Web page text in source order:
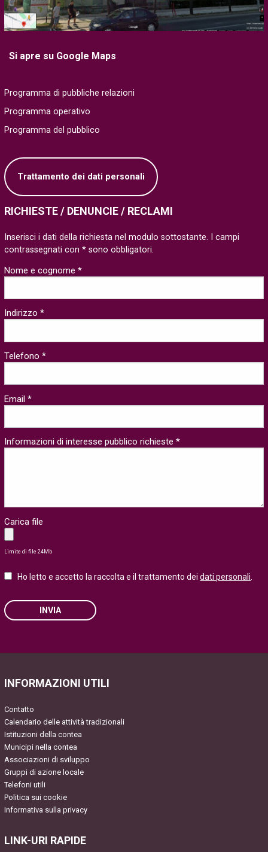
Si apre su Google Maps
Programma di pubbliche relazioni
Programma operativo
Programma del pubblico
Trattamento dei dati personali
RICHIESTE / DENUNCIE / RECLAMI
Inserisci i dati della richiesta nel modulo sottostante. I campi
contrassegnati con * sono obbligatori.
Nome e cognome *
Indirizzo *
Telefono *
Email *
Informazioni di interesse pubblico richieste *
Carica file
Limite di file 24Mb
Ho letto e accetto la raccolta e il trattamento deidati personali
INVIA
INFORMAZIONI UTILI
Contatto
Calendario delle attività tradizionali
Istituzioni della contea
Municipi nella contea
Associazioni di sviluppo
Gruppi di azione locale
Telefoni utili
Politica sui cookie
Informativa sulla privacy
LINK-URI RAPIDE